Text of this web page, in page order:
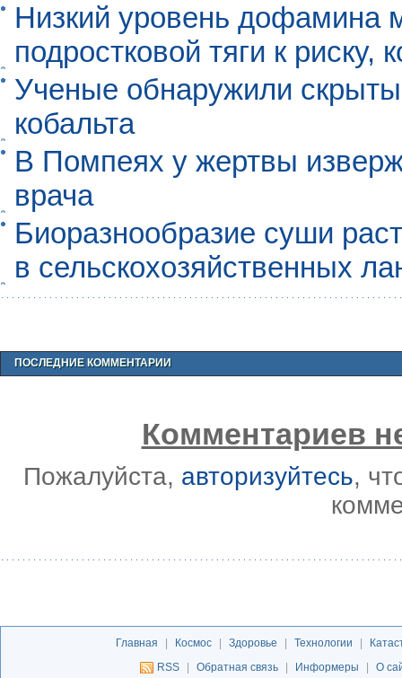
Низкий уровень дофамина
подростковой тяги к риску,
Ученые обнаружили
кобальта
В Помпеях у жертвы
врача
Биоразнообразие суши
в сельскохозяйственных
ПОСЛЕДНИЕ КОММЕНТАРИИ
Комментариев
Пожалуйста, авторизуйтесь,
Главная Космос Здоровье Технологии
RSS
Обратная связь Информеры О